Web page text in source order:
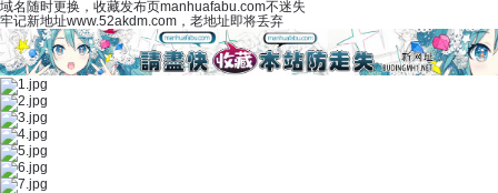
域名随时更换，收藏发布页manhuafabu.com不迷失
牢记新地址www.52akdm.com，老地址即将丢弃